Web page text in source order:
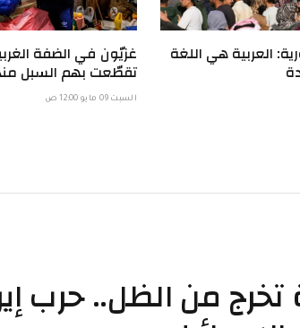
العربية هي اللغة غزيّون في الضفة
تقطّعت بهم السبل منذ
السبت 09 مايو 12:00 ص
تخرج من الظل.. حرب